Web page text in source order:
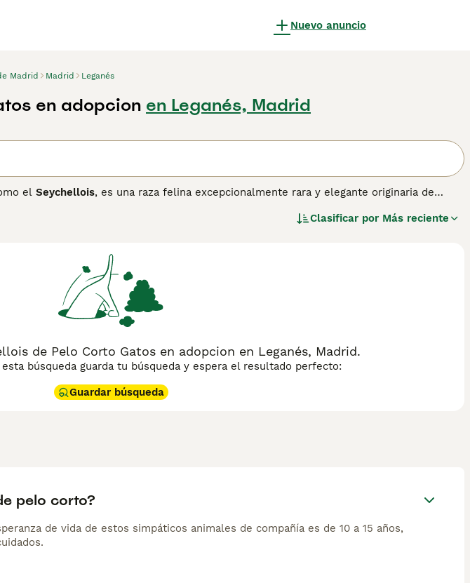
Nuevo anuncio
Madrid Madrid Leganés
en adopcion en Leganés, Madrid
el Seychellois, es una raza felina excepcionalmente rara y elegante originaria de
con parches de color sólo en la cabeza y la cola, junto con ojos azules intensos que
heredando la sociabilidad y necesidad de atención de sus ancestros. Requieren
ideales para hogares donde puedan recibir cariño constante. En España, la
es notoria debido a su rareza, pero su personalidad cariñosa y apariencia única hacen
raza es perfecta para amantes de gatos activos y comunicativos que buscan una
Clasificar por Más reciente
de Pelo Corto Gatos en adopcion en Leganés, Madrid.
búsqueda guarda tu búsqueda y espera el resultado perfecto:
Guardar búsqueda
pelo corto?
de vida de estos simpáticos animales de compañía es de 10 a 15 años,